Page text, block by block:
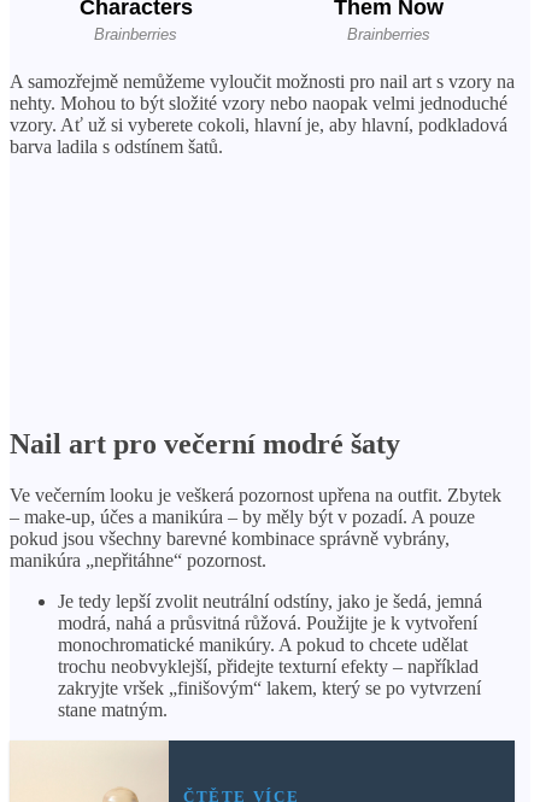
A samozřejmě nemůžeme vyloučit možnosti pro nail art s vzory na
nehty. Mohou to být složité vzory nebo naopak velmi jednoduché
vzory. Ať už si vyberete cokoli, hlavní je, aby hlavní, podkladová
barva ladila s odstínem šatů.
Nail art pro večerní modré šaty
Ve večerním looku je veškerá pozornost upřena na outfit. Zbytek
– make-up, účes a manikúra – by měly být v pozadí. A pouze
pokud jsou všechny barevné kombinace správně vybrány,
manikúra „nepřitáhne“ pozornost.
Je tedy lepší zvolit neutrální odstíny, jako je šedá, jemná
modrá, nahá a průsvitná růžová. Použijte je k vytvoření
monochromatické manikúry. A pokud to chcete udělat
trochu neobvyklejší, přidejte texturní efekty – například
zakryjte vršek „finišovým“ lakem, který se po vytvrzení
stane matným.
ČTĚTE VÍCE